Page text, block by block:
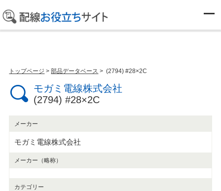
部品データベース
トップページ >部品データベース > (2794) #28×2C
モガミ電線株式会社
(2794) #28×2C
メーカー
モガミ電線株式会社
メーカー（略称）
カテゴリー